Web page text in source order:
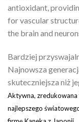
antioxidant,
for vascular
the brain and
Bardziej
Najnowsza
skuteczniejsza niż
Aktywna,
najlepszego